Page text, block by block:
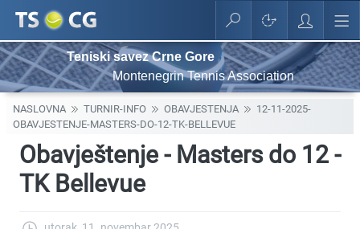
Teniski savez Crne Gore
Montenegrin Tennis Association
NASLOVNA TURNIR-INFO OBAVJESTENJA
12-11-2025-
OBAVJESTENJE-MASTERS-DO-12-TK-BELLEVUE
Obavještenje - Masters do 12 -
TK Bellevue